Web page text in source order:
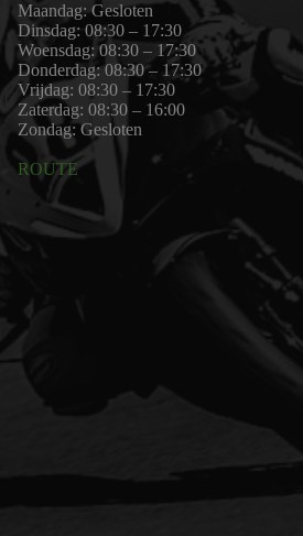
Maandag: Gesloten
Dinsdag: 08:30 – 17:30
Woensdag: 08:30 – 17:30
Donderdag: 08:30 – 17:30
Vrijdag: 08:30 – 17:30
Zaterdag: 08:30 – 16:00
Zondag: Gesloten
ROUTE